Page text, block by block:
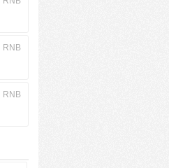
RNB
RNB